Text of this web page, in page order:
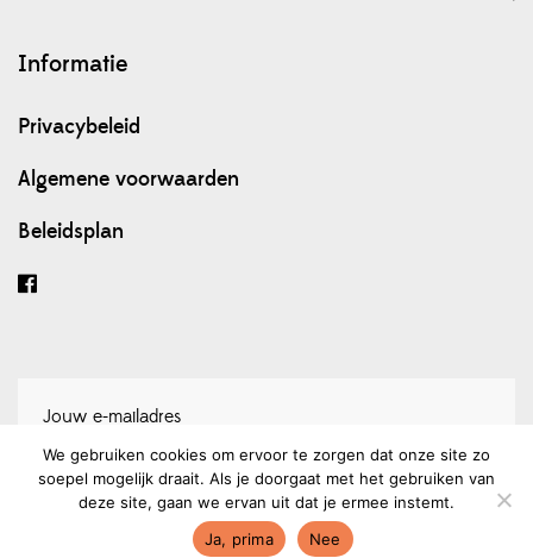
Informatie
Privacybeleid
Algemene voorwaarden
Beleidsplan
Schrijf je in voor onze nieuwsbrief
We gebruiken cookies om ervoor te zorgen dat onze site zo
soepel mogelijk draait. Als je doorgaat met het gebruiken van
deze site, gaan we ervan uit dat je ermee instemt.
Ja, prima
Nee